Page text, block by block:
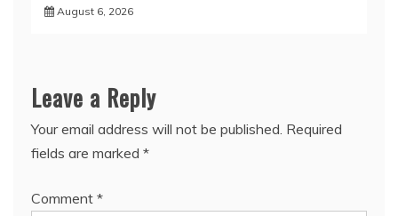
August 6, 2026
Leave a Reply
Your email address will not be published. Required
fields are marked *
Comment *